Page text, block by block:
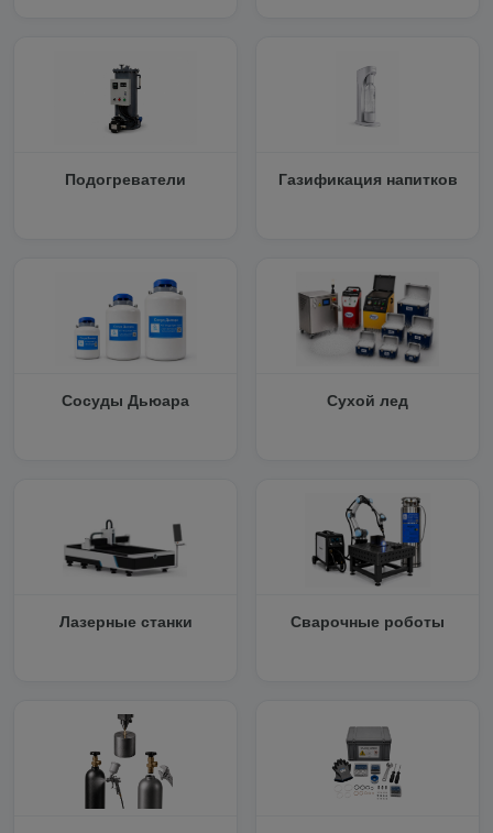
Подогреватели Газификация напитков
Сосуды Дьюара Сухой лед
Лазерные станки Сварочные роботы